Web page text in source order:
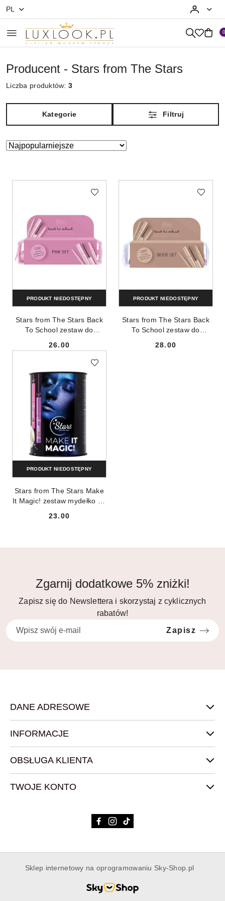
Przejdź do treści głównej
Przejdź do wyszukiwarki
Przejdź do moje konto
Przejdź do menu głównego
Przejdź do stopki
0
PL
Producent - Stars from The Stars
Liczba produktów:3
Kategorie Filtruj
Zastosowano
Sortuj
Stars from The Stars Back
To School zestaw do
kosmetyczką 01 Pink
Cena:
26.00
PRODUKT NIEDOSTĘPNY
Stars from The Stars Back
To School zestaw do
kosmetyczką 02 Beige
28.00
PRODUKT NIEDOSTĘPNY
Stars from The Stars Make
It Magic! zestaw mydełko do
do brwi i rzęs 8g + mocny
Cena:
23.00
PRODUKT NIEDOSTĘPNY
Zgarnij dodatkowe 5% zniżki!
Zapisz się do Newslettera i skorzystaj z cyklicznych
rabatów!
Zapisz
DANE ADRESOWE
INFORMACJE
OBSŁUGA KLIENTA
TWOJE KONTO
Sklep internetowy na oprogramowaniu Sky-Shop.pl